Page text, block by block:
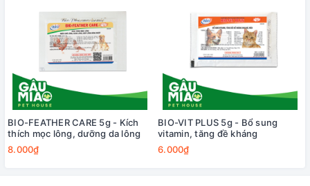
BIO-FEATHER CARE 5g - Kích
thích mọc lông, dưỡng da lông
8.000₫
BIO-VIT PLUS 5g - Bổ sung
vitamin, tăng đề kháng
6.000₫